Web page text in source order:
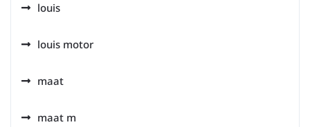
louis
louis motor
maat
maat m